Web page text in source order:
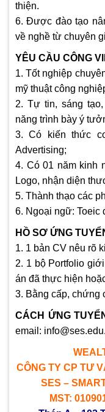
thiện.
6. Được đào tạo
về nghề từ chuyên
YÊU CẦU CÔNG
1. Tốt nghiệp
mỹ thuật công
2. Tự tin, sáng
năng trình bày ý
3. Có kiến thức
Advertising;
4. Có 01 năm kinh
Logo, nhận diện
5. Thành thạo các
6. Ngoại ngữ: Toeic
HỒ SƠ ỨNG
1. 1 bản CV nêu rõ
2. 1 bộ Portfolio
án đã thực hiện
3. Bằng cấp, chứng
CÁCH ỨNG
email:
CÔNG TY CP TƯ
SES –
MST: